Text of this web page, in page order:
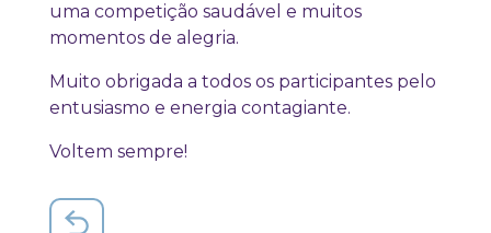
uma competição saudável e muitos
momentos de alegria.
Muito obrigada a todos os participantes pelo
entusiasmo e energia contagiante.
Voltem sempre!